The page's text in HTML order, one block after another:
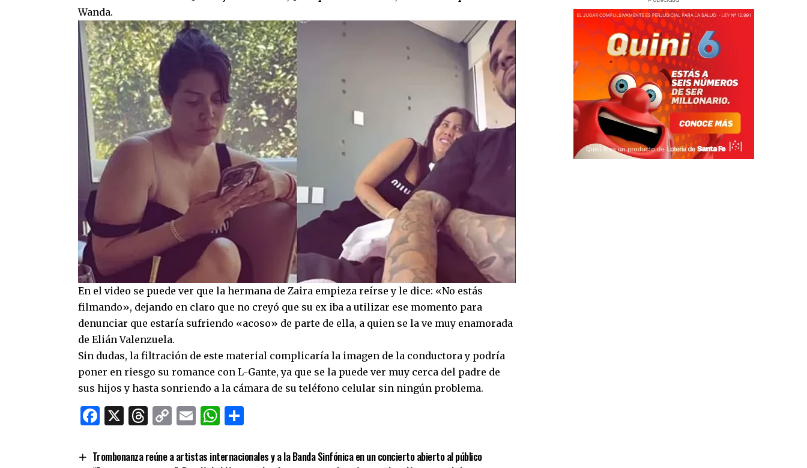
Wanda.
En el video se puede ver que la hermana de Zaira empieza reírse y le dice: «No estás
filmando», dejando en claro que no creyó que su ex iba a utilizar ese momento para
denunciar que estaría sufriendo «acoso» de parte de ella, a quien se la ve muy enamorada
de Elián Valenzuela.
Sin dudas, la filtración de este material complicaría la imagen de la conductora y podría
poner en riesgo su romance con L-Gante, ya que se la puede ver muy cerca del padre de
sus hijos y hasta sonriendo a la cámara de su teléfono celular sin ningún problema.
Facebook
X Threads
CopyEmailWhatsApp
Trombonanza reúne a artistas internacionales y a la Banda Sinfónica en un concierto abierto al público